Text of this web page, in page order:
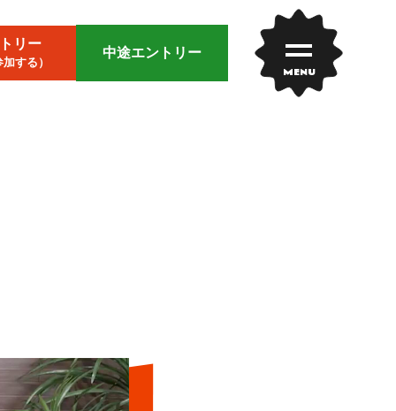
リー
する）
中途エントリー
MENU